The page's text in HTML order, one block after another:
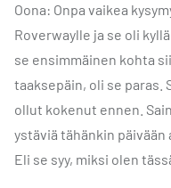
Oona: Onpa vaikea
Roverwaylle ja se oli
se ensimmäinen kohta
taaksepäin, oli se paras.
ollut kokenut ennen.
ystäviä tähänkin päivään
Eli se syy, miksi olen